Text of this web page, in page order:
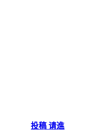
投稿 请進